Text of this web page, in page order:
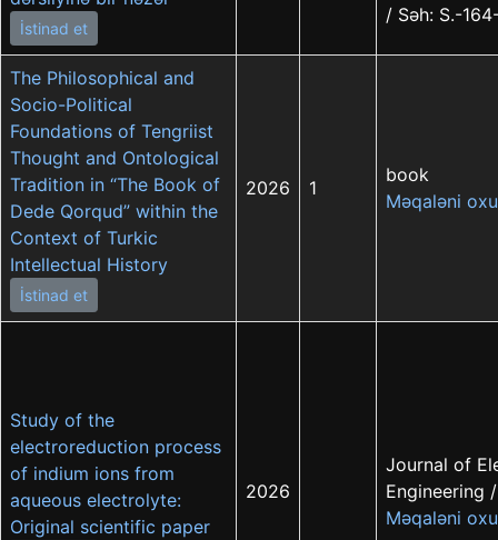
İstinad et
/ Səh: S.-
The Philosophical and
Socio-Political
Foundations of Tengriist
Thought and Ontological
Tradition in “The Book of
Dede Qorqud” within the
Context of Turkic
Intellectual History
İstinad et
2026 1
book
Məqaləni oxu
Study of the
electroreduction process
of indium ions from
aqueous electrolyte:
Original scientific paper
2026
Journal of
Engineering
Məqaləni oxu